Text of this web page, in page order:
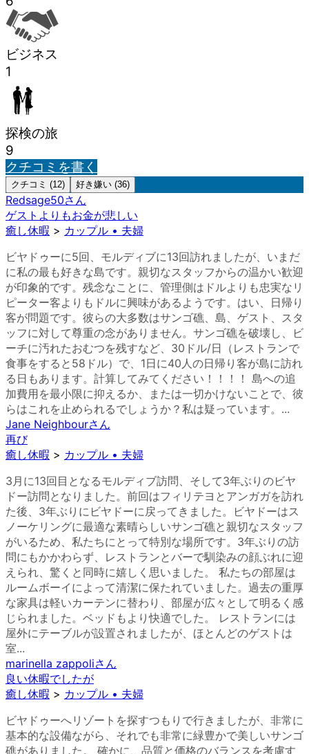
ビジネス
1
探検の旅
9
クチコミを書く
クチコミ (12) 好き嫌い (36)
Redsage50さん
ゲストよりもお金が悲しい
癒し休暇 > カップル • 夫婦
ビヤドゥーに5回、モルディブに13回訪れましたが、いまだ
に私の最も好きな島です。親切なスタッフからの温かい歓迎
が印象的です。残念なことに、管理側はドルよりも忠実なリ
ピーター客よりもドルに興味があるようです。はい、日帰り
客が問題です。彼らの大多数はサンゴ礁、島、ゲスト、スタ
ッフに対して尊重の念がありません。サンゴ礁を破壊し、ビ
ーチに汚れたおむつを残すなど、30ドル/日（レストランで
食事をすると58ドル）で、1日に40人の日帰り客が島に訪れ
る日もあります。計算してみてください！！！！ 島への追
加費用を最小限に抑えるか、または一切かけないことで、彼
らはこれを止められるでしょうか？私は疑っています。...
Jane Neighbourさん
再び
癒し休暇 > カップル • 夫婦
3月に13回目となるモルディブ訪問、そして3年ぶりのビヤ
ドー訪問となりました。前回はフィリテヨとアンガガを訪れ
た後、3年ぶりにビヤドーに戻ってきました。ビヤドーはス
ノーケリングに最適な素晴らしいサンゴ礁と親切なスタッフ
がいるため、私たちにとって特別な場所です。3年ぶりの訪
問にもかかわらず、レストランとバーで馴染みの顔ぶれに迎
えられ、驚くと同時に嬉しく思いました。 私たちの部屋は
ルームボーイによって清潔に保たれていました。過去の重厚
な家具は軽いカーテンに替わり、部屋が広々として明るく感
じられました。ベッドもより快適でした。 レストランには
屋外にテーブルが設置されましたが、ほとんどのゲストは
室...
marinella zappoliさん
良い休暇でしたが
癒し休暇 > カップル • 夫婦
ビヤドゥーへリゾートを探すつもりで行きましたが、非常に
基本的な設備ながら、それでも非常に緑豊かで美しいサンゴ
礁がありました。 確かに、品質と価格のバランスを考慮す